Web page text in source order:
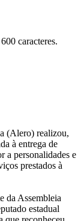
caracteres.
(Alero) realizou,
à entrega de
a personalidades e
prestados à
da Assembleia
estadual